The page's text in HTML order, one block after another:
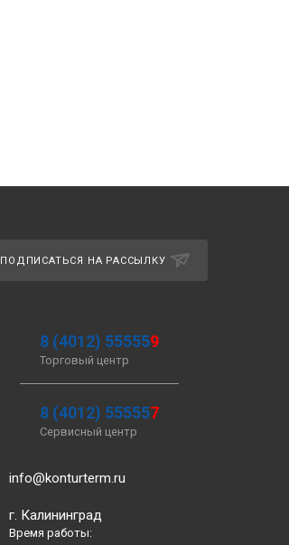
ПОДПИСАТЬСЯ НА РАССЫЛКУ
8 (4012) 555559
Торговый центр
8 (4012) 555557
Сервисный центр
info@konturterm.ru
г. Калининград
Время работы: